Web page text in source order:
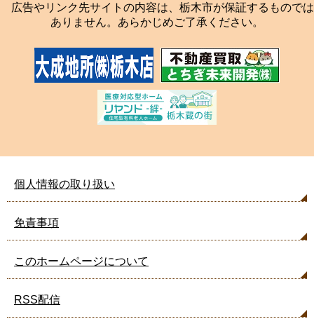
広告やリンク先サイトの内容は、栃木市が保証するものでは
ありません。あらかじめご了承ください。
個人情報の取り扱い
免責事項
このホームページについて
RSS配信